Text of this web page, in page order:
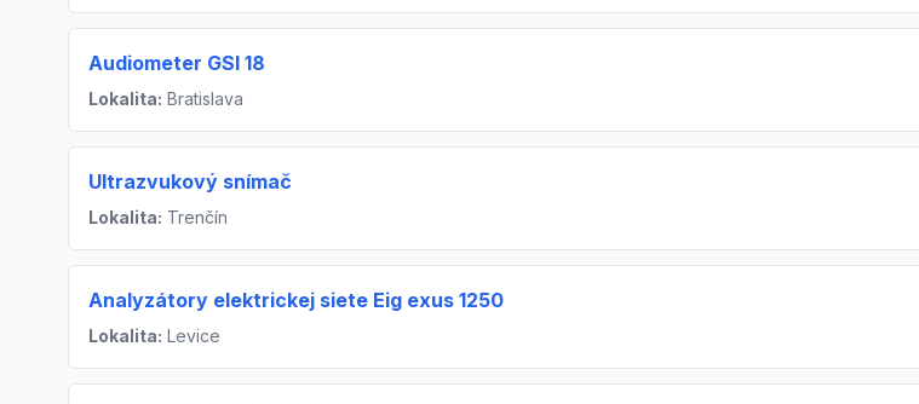
Audiometer GSI 18
Lokalita: Bratislava
Ultrazvukový snímač
Lokalita: Trenčín
Analyzátory elektrickej siete Eig exus 1250
Lokalita: Levice